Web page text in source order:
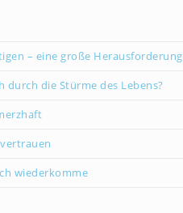
– eine große Herausforderung
durch die Stürme des Lebens?
wiederkomme